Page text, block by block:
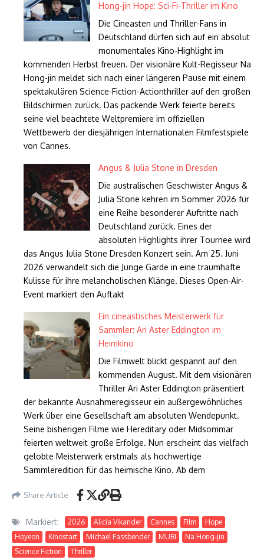
Hong-jin Hope: Sci-Fi-Thriller im Kino
Die Cineasten und Thriller-Fans in
Deutschland dürfen sich auf ein absolut
monumentales Kino-Highlight im
kommenden Herbst freuen. Der visionäre Kult-Regisseur Na
Hong-jin meldet sich nach einer längeren Pause mit einem
spektakulären Science-Fiction-Actionthriller auf den großen
Bildschirmen zurück. Das packende Werk feierte bereits
seine viel beachtete Weltpremiere im offiziellen
Wettbewerb der diesjährigen Internationalen Filmfestspiele
von Cannes.
Angus & Julia Stone in Dresden
Die australischen Geschwister Angus &
Julia Stone kehren im Sommer 2026 für
eine Reihe besonderer Auftritte nach
Deutschland zurück. Eines der
absoluten Highlights ihrer Tournee wird
das Angus Julia Stone Dresden Konzert sein. Am 25. Juni
2026 verwandelt sich die Junge Garde in eine traumhafte
Kulisse für ihre melancholischen Klänge. Dieses Open-Air-
Event markiert den Auftakt
Ein cineastisches Meisterwerk für
Sammler: Ari Aster Eddington im
Heimkino
Die Filmwelt blickt gespannt auf den
kommenden August. Mit dem visionären
Thriller Ari Aster Eddington präsentiert
der bekannte Ausnahmeregisseur ein außergewöhnliches
Werk über eine Gesellschaft am absoluten Wendepunkt.
Seine bisherigen Filme wie Hereditary oder Midsommar
feierten weltweit große Erfolge. Nun erscheint das vielfach
gelobte Meisterwerk erstmals als hochwertige
Sammleredition für das heimische Kino. Ab dem
Share Article
Markiert: 2026 Alicia Vikander Cannes Film
Hope
Hoyeon
Kinostart Michael Fassbender MUBI
Na Hong-jin
Science Fiction
Thriller